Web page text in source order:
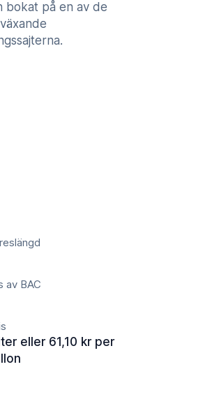
bokat på en av de
av BAC
eller 61,10 kr per